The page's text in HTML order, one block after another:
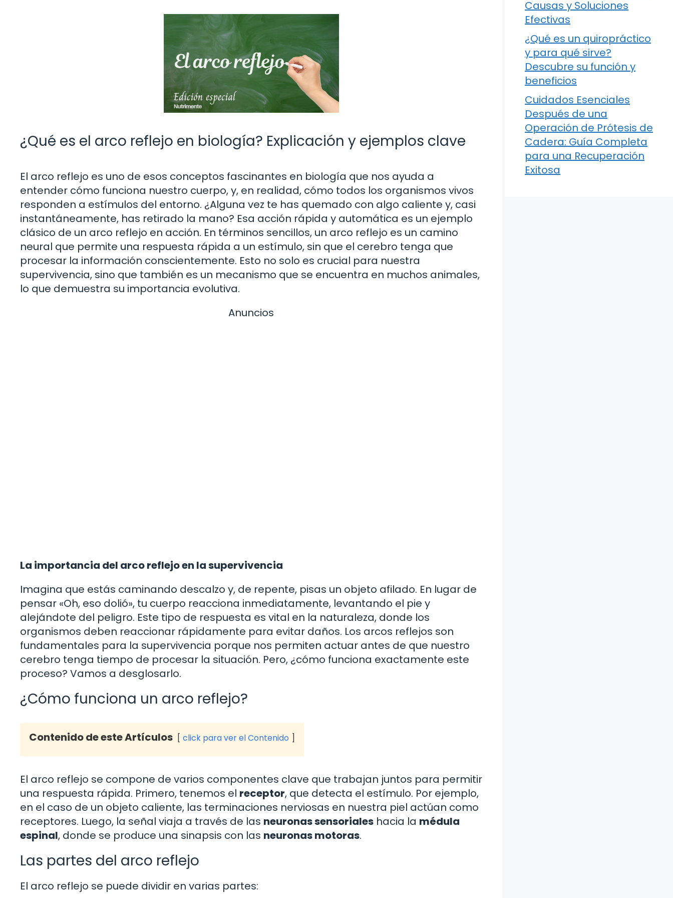
¿Qué es el arco reflejo en biología? Explicación y ejemplos clave
El arco reflejo es uno de esos conceptos fascinantes en biología que nos ayuda a
entender cómo funciona nuestro cuerpo, y, en realidad, cómo todos los organismos vivos
responden a estímulos del entorno. ¿Alguna vez te has quemado con algo caliente y, casi
instantáneamente, has retirado la mano? Esa acción rápida y automática es un ejemplo
clásico de un arco reflejo en acción. En términos sencillos, un arco reflejo es un camino
neural que permite una respuesta rápida a un estímulo, sin que el cerebro tenga que
procesar la información conscientemente. Esto no solo es crucial para nuestra
supervivencia, sino que también es un mecanismo que se encuentra en muchos animales,
lo que demuestra su importancia evolutiva.
Anuncios
La importancia del arco reflejo en la supervivencia
Imagina que estás caminando descalzo y, de repente, pisas un objeto afilado. En lugar de
pensar «Oh, eso dolió», tu cuerpo reacciona inmediatamente, levantando el pie y
alejándote del peligro. Este tipo de respuesta es vital en la naturaleza, donde los
organismos deben reaccionar rápidamente para evitar daños. Los arcos reflejos son
fundamentales para la supervivencia porque nos permiten actuar antes de que nuestro
cerebro tenga tiempo de procesar la situación. Pero, ¿cómo funciona exactamente este
proceso? Vamos a desglosarlo.
¿Cómo funciona un arco reflejo?
Contenido de este Artículos click para ver el Contenido
El arco reflejo se compone de varios componentes clave que trabajan juntos para permitir
una respuesta rápida. Primero, tenemos el receptor, que detecta el estímulo. Por ejemplo,
en el caso de un objeto caliente, las terminaciones nerviosas en nuestra piel actúan como
receptores. Luego, la señal viaja a través de las neuronas sensoriales hacia la médula
espinal, donde se produce una sinapsis con las neuronas motoras.
Las partes del arco reflejo
El arco reflejo se puede dividir en varias partes:
Causas y Soluciones
Efectivas
¿Qué es un quiropráctico
y para qué sirve?
Descubre su función y
beneficios
Cuidados Esenciales
Después de una
Operación de Prótesis de
Cadera: Guía Completa
para una Recuperación
Exitosa